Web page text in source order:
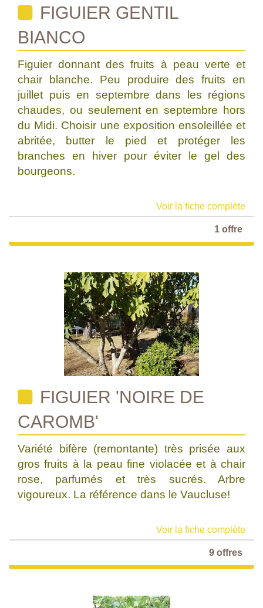
FIGUIER GENTIL
BIANCO
Figuier donnant des fruits à peau verte et
chair blanche. Peu produire des fruits en
juillet puis en septembre dans les régions
chaudes, ou seulement en septembre hors
du Midi. Choisir une exposition ensoleillée et
abritée, butter le pied et protéger les
branches en hiver pour éviter le gel des
bourgeons.
Voir la fiche complète
1 offre
FIGUIER 'NOIRE DE
CAROMB'
Variété bifère (remontante) très prisée aux
gros fruits à la peau fine violacée et à chair
rose, parfumés et très sucrés. Arbre
vigoureux. La référence dans le Vaucluse!
Voir la fiche complète
9 offres